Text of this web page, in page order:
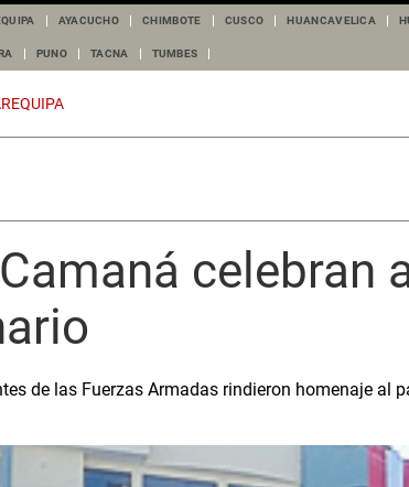
AYACUCHO CHIMBOTE CUSCO HUANCAVELICA
PUNO TACNA TUMBES
celebran
de las Fuerzas Armadas rindieron homenaje al